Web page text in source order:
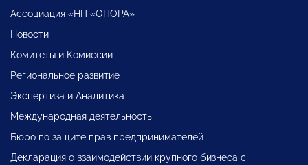
Ассоциация «НП «ОПОРА»
Новости
Комитеты и Комиссии
Региональное развитие
Экспертиза и Аналитика
Международная деятельность
Бюро по защите прав предпринимателей
Декларация о взаимодействии крупного бизнеса с